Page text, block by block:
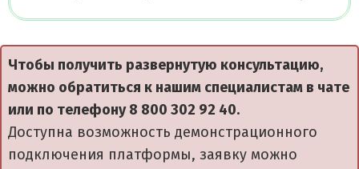
Чтобы получить развернутую консультацию,
можно обратиться к нашим специалистам в чате
или по телефону 8 800 302 92 40.
Доступна возможность демонстрационного
подключения платформы, заявку можно